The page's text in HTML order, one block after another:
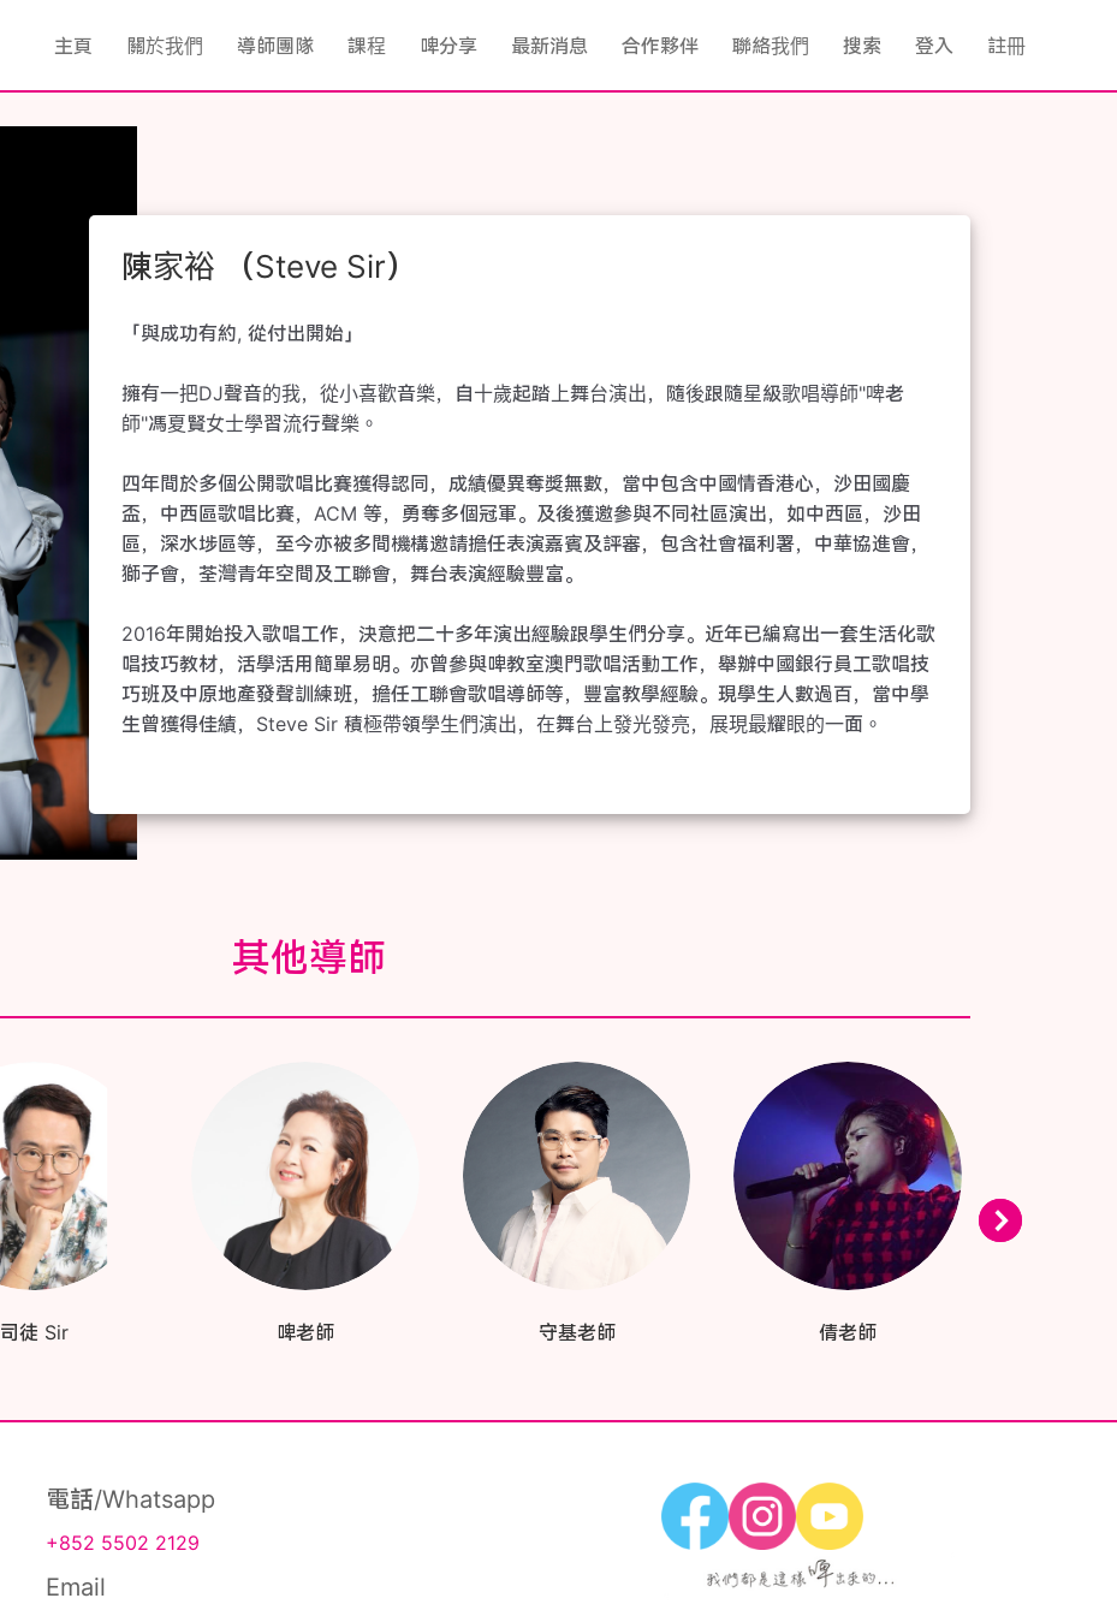
主頁 關於我們 導師團隊 課程 啤分享 最新消息 合作夥伴 聯絡我們 搜索 登入 註冊
陳家裕 （Steve Sir）
「與成功有約, 從付出開始」
擁有一把DJ聲音的我，從小喜歡音樂，自十歲起踏上舞台演出，隨後跟隨星級歌唱導師"啤老
師"馮夏賢女士學習流行聲樂。
四年間於多個公開歌唱比賽獲得認同，成績優異奪獎無數，當中包含中國情香港心，沙田國慶
盃，中西區歌唱比賽，ACM 等，勇奪多個冠軍。及後獲邀參與不同社區演出，如中西區，沙田
區，深水埗區等，至今亦被多間機構邀請擔任表演嘉賓及評審，包含社會福利署，中華協進會，
獅子會，荃灣青年空間及工聯會，舞台表演經驗豐富。
2016年開始投入歌唱工作，決意把二十多年演出經驗跟學生們分享。近年已編寫出一套生活化歌
唱技巧教材，活學活用簡單易明。亦曾參與啤教室澳門歌唱活動工作，舉辦中國銀行員工歌唱技
巧班及中原地產發聲訓練班，擔任工聯會歌唱導師等，豐富教學經驗。現學生人數過百，當中學
其他導師
司徒 Sir 啤老師 守基老師 倩老師
電話/Whatsapp
+852 5502 2129
Email